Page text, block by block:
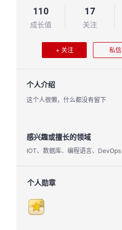
110
成长值
17
关注
+ 关注 私信
个人介绍
这个人很懒，什么都没有留下
感兴趣或擅长的领域
IOT、数据库、编程语言、DevOps
个人勋章